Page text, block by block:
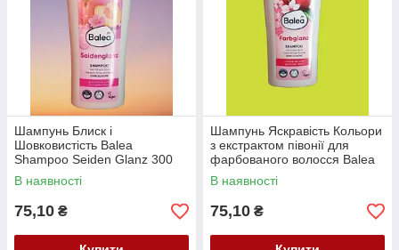
Шампунь Блиск і
Шовковистість Balea
Shampoo Seiden Glanz 300
мл.
В наявності
75,10 ₴
Шампунь Яскравість Кольори
з екстрактом півонії для
фарбованого волосся Balea
Farbglanz Shampoo 300 мл
В наявності
75,10 ₴